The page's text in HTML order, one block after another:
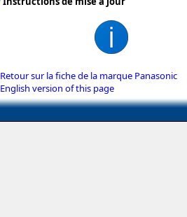
Retour sur la fiche de la marque Panasonic
English version of this page